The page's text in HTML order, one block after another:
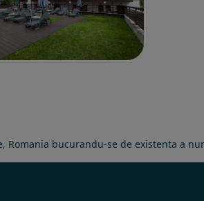
bucurandu-se de existenta a